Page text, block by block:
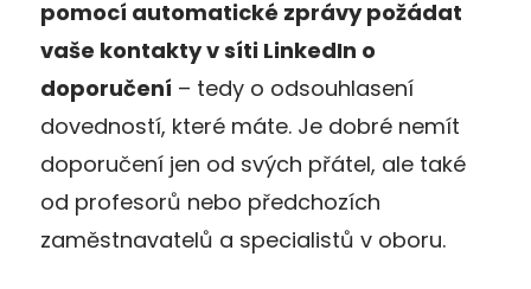
pomocí automatické zprávy požádat
vaše kontakty v síti LinkedIn o
doporučení – tedy o odsouhlasení
dovedností, které máte. Je dobré nemít
doporučení jen od svých přátel, ale také
od profesorů nebo předchozích
zaměstnavatelů a specialistů v oboru.